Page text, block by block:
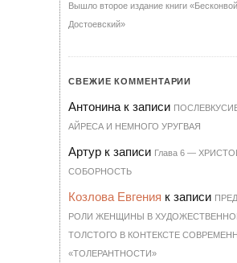
Вышло второе издание книги
Достоевский»
СВЕЖИЕ КОММЕНТАРИИ
Антонина к записи
АЙРЕСА И НЕМНОГО УРУГВАЯ
Артур к записи Гла­ва 6 —
СО­БОР­НОСТЬ
Козлова Евгения к записи
РОЛИ ЖЕНЩИНЫ В
ТОЛСТОГО В КОНТЕКСТЕ
«ТОЛЕРАНТНОСТИ»